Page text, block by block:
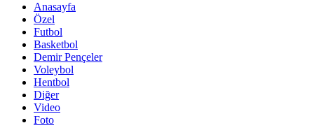
Anasayfa
Özel
Futbol
Basketbol
Demir Pençeler
Voleybol
Hentbol
Diğer
Video
Foto